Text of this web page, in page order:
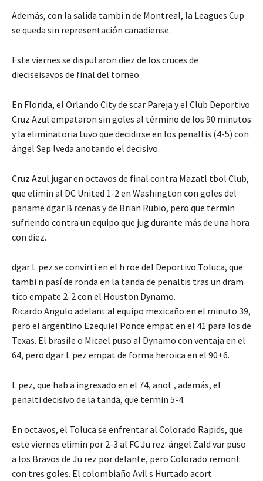
Además, con la salida tambi n de Montreal, la Leagues Cup
se queda sin representación canadiense.
Este viernes se disputaron diez de los cruces de
dieciseisavos de final del torneo.
En Florida, el Orlando City de scar Pareja y el Club Deportivo
Cruz Azul empataron sin goles al término de los 90 minutos
y la eliminatoria tuvo que decidirse en los penaltis (4-5) con
ángel Sep lveda anotando el decisivo.
Cruz Azul jugar en octavos de final contra Mazatl tbol Club,
que elimin al DC United 1-2 en Washington con goles del
paname dgar B rcenas y de Brian Rubio, pero que termin
sufriendo contra un equipo que jug durante más de una hora
con diez.
dgar L pez se convirti en el h roe del Deportivo Toluca, que
tambi n pasí de ronda en la tanda de penaltis tras un dram
tico empate 2-2 con el Houston Dynamo.
Ricardo Angulo adelant al equipo mexicaño en el minuto 39,
pero el argentino Ezequiel Ponce empat en el 41 para los de
Texas. El brasile o Micael puso al Dynamo con ventaja en el
64, pero dgar L pez empat de forma heroica en el 90+6.
L pez, que hab a ingresado en el 74, anot , además, el
penalti decisivo de la tanda, que termin 5-4.
En octavos, el Toluca se enfrentar al Colorado Rapids, que
este viernes elimin por 2-3 al FC Ju rez. ángel Zald var puso
a los Bravos de Ju rez por delante, pero Colorado remont
con tres goles. El colombiaño Avil s Hurtado acort